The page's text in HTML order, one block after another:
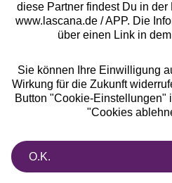
diese Partner findest Du in
www.lascana.de / APP. Die
über einen Link in
Sie können Ihre Einwilligung
Wirkung für die Zukunft
Button "Cookie-Einstellungen"
"Cookies
O.K.